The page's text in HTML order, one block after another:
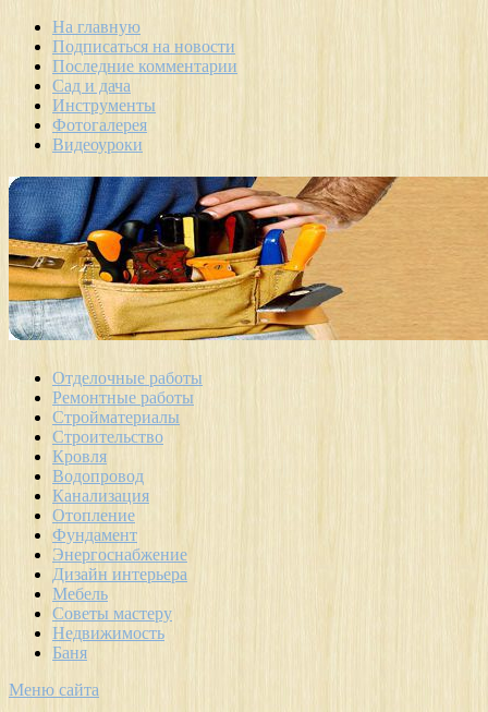
На главную
Подписаться на новости
Последние комментарии
Сад и дача
Инструменты
Фотогалерея
Видеоуроки
Отделочные работы
Ремонтные работы
Стройматериалы
Строительство
Кровля
Водопровод
Канализация
Отопление
Фундамент
Энергоснабжение
Дизайн интерьера
Мебель
Советы мастеру
Недвижимость
Баня
Меню сайта